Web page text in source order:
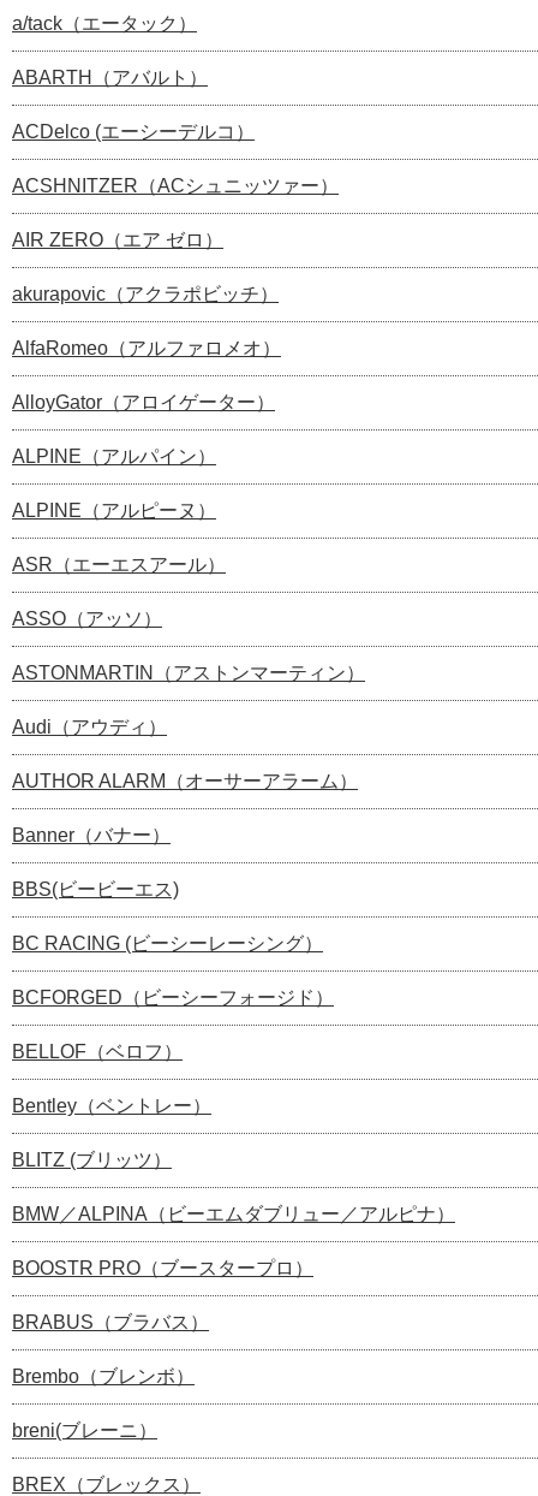
a/tack（エータック）
ABARTH（アバルト）
ACDelco (エーシーデルコ）
ACSHNITZER（ACシュニッツァー）
AIR ZERO（エア ゼロ）
akurapovic（アクラポビッチ）
AlfaRomeo（アルファロメオ）
AlloyGator（アロイゲーター）
ALPINE（アルパイン）
ALPINE（アルピーヌ）
ASR（エーエスアール）
ASSO（アッソ）
ASTONMARTIN（アストンマーティン）
Audi（アウディ）
AUTHOR ALARM（オーサーアラーム）
Banner（バナー）
BBS(ビービーエス)
BC RACING (ビーシーレーシング）
BCFORGED（ビーシーフォージド）
BELLOF（ベロフ）
Bentley（ベントレー）
BLITZ (ブリッツ）
BMW／ALPINA（ビーエムダブリュー／アルピナ）
BOOSTR PRO（ブースタープロ）
BRABUS（ブラバス）
Brembo（ブレンボ）
breni(ブレーニ）
BREX（ブレックス）